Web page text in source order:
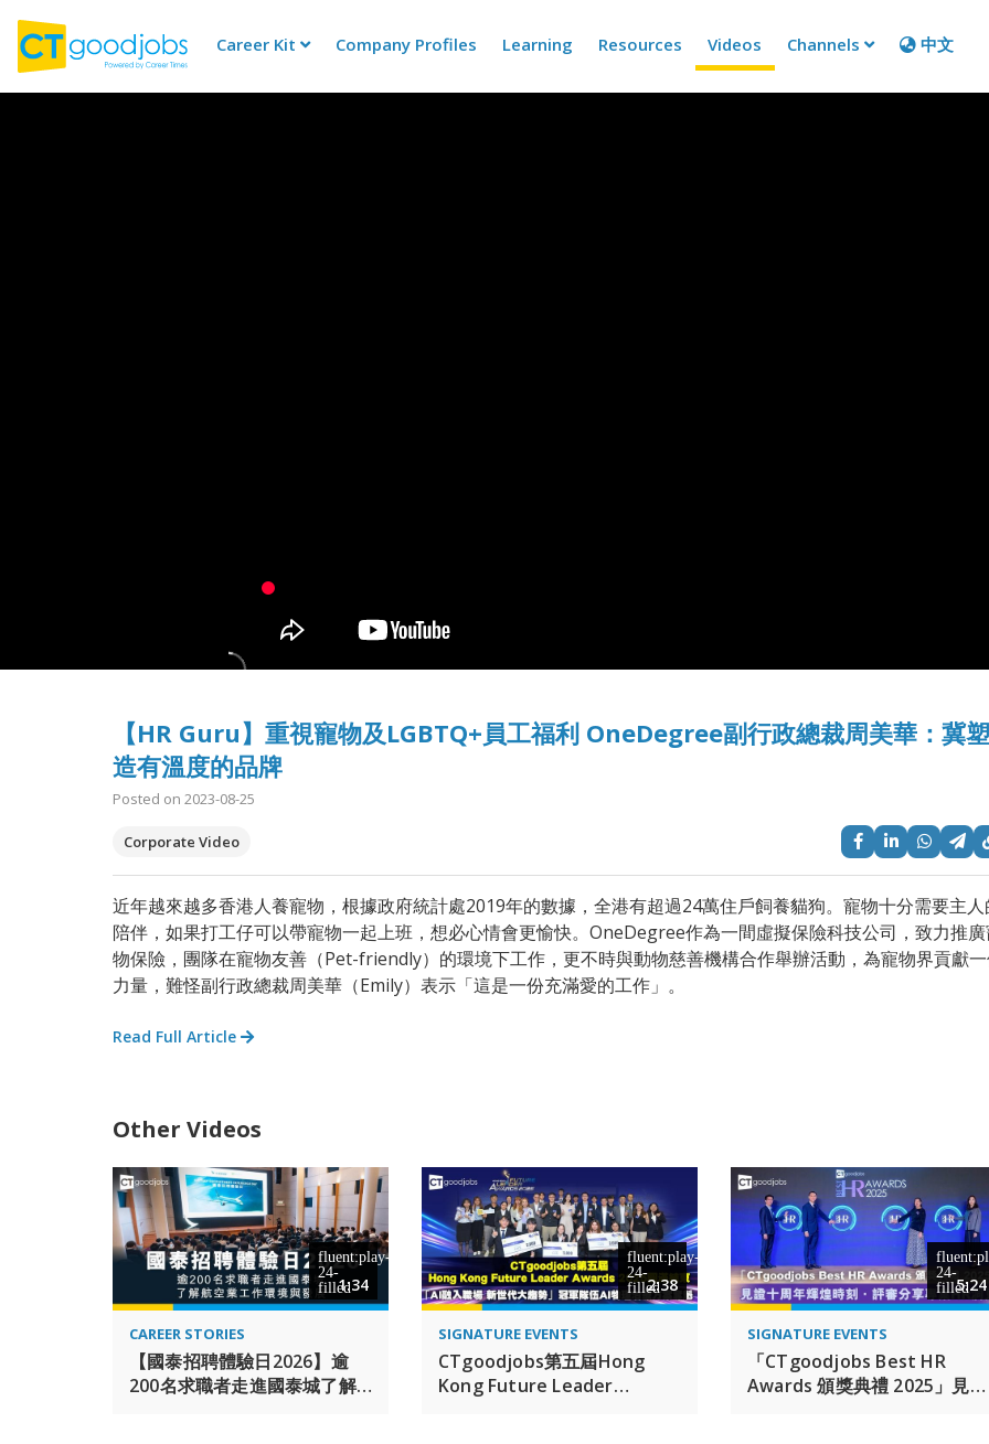
CTgoodjobs
Career Kit Company Profiles Learning Resources Videos Channels 中文
【HR Guru】重視寵物及LGBTQ+員工福利 OneDegree副行政總裁周美華：冀塑
造有溫度的品牌
Posted on 2023-08-25
Corporate Video
近年越來越多香港人養寵物，根據政府統計處2019年的數據，全港有超過24萬住戶飼養貓狗。寵物十分需要主人
陪伴，如果打工仔可以帶寵物一起上班，想必心情會更愉快。OneDegree作為一間虛擬保險科技公司，致力推廣
物保險，團隊在寵物友善（Pet-friendly）的環境下工作，更不時與動物慈善機構合作舉辦活動，為寵物界貢獻
力量，難怪副行政總裁周美華（Emily）表示「這是一份充滿愛的工作」。
Read Full Article
Other Videos
1:34
CAREER STORIES
【國泰招聘體驗日2026】逾
200名求職者走進國泰城了解
2:38
SIGNATURE EVENTS
CTgoodjobs第五屆Hong
Kong Future Leader
5:24
SIGNATURE EVENTS
「CTgoodjobs Best HR
Awards 頒獎典禮 2025」見證